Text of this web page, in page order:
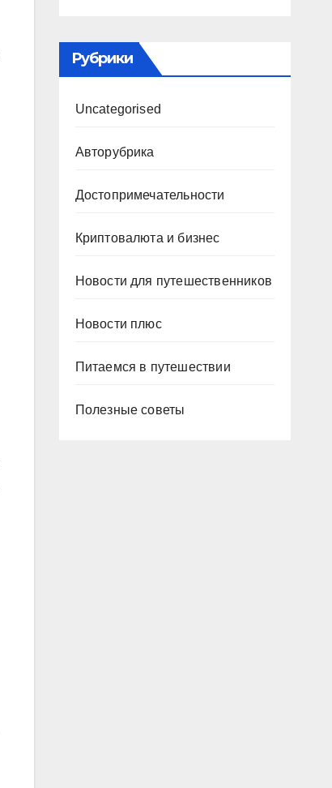
Рубрики
Uncategorised
Авторубрика
Достопримечательности
Криптовалюта и бизнес
Новости для путешественников
Новости плюс
Питаемся в путешествии
Полезные советы